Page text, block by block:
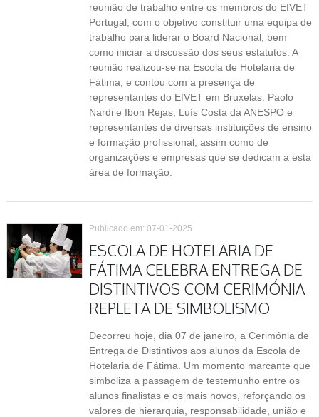
reunião de trabalho entre os membros do EfVET
Portugal, com o objetivo constituir uma equipa de
trabalho para liderar o Board Nacional, bem
como iniciar a discussão dos seus estatutos. A
reunião realizou-se na Escola de Hotelaria de
Fátima, e contou com a presença de
representantes do EfVET em Bruxelas: Paolo
Nardi e Ibon Rejas, Luís Costa da ANESPO e
representantes de diversas instituições de ensino
e formação profissional, assim como de
organizações e empresas que se dedicam a esta
área de formação.
Publicado em: 07-01-2025
ESCOLA DE HOTELARIA DE
FÁTIMA CELEBRA ENTREGA DE
DISTINTIVOS COM CERIMÓNIA
REPLETA DE SIMBOLISMO
Decorreu hoje, dia 07 de janeiro, a Cerimónia de
Entrega de Distintivos aos alunos da Escola de
Hotelaria de Fátima. Um momento marcante que
simboliza a passagem de testemunho entre os
alunos finalistas e os mais novos, reforçando os
valores de hierarquia, responsabilidade, união e